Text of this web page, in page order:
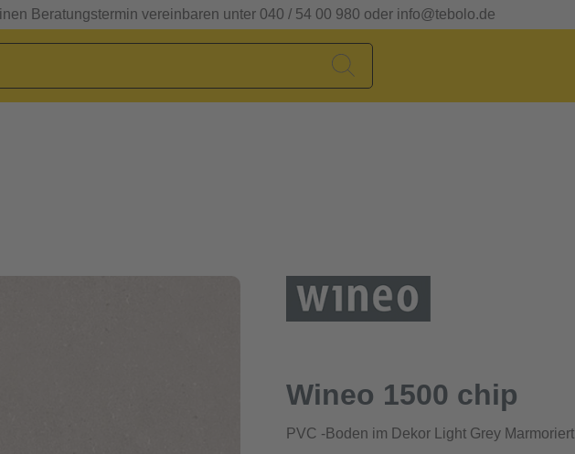
Beratungstermin vereinbaren unter 040 / 54 00 980 oder info@tebolo.de
Wineo 1500 chip
PVC -Boden im Dekor Light Grey Marmoriert